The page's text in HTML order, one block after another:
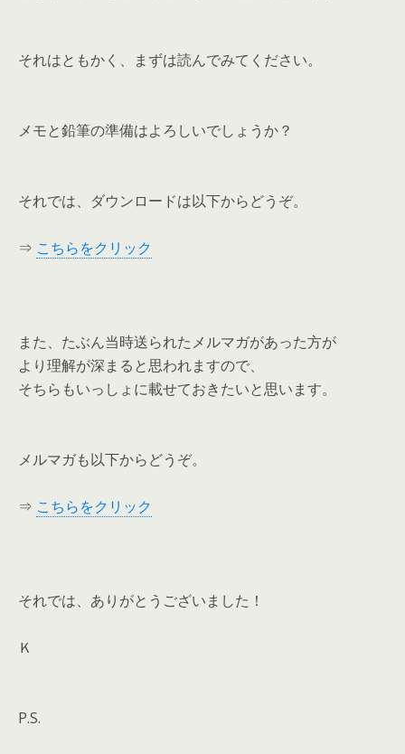
それはともかく、まずは読んでみてください。
メモと鉛筆の準備はよろしいでしょうか？
それでは、ダウンロードは以下からどうぞ。
⇒ こちらをクリック
また、たぶん当時送られたメルマガがあった方が
より理解が深まると思われますので、
そちらもいっしょに載せておきたいと思います。
メルマガも以下からどうぞ。
⇒ こちらをクリック
それでは、ありがとうございました！
Ｋ
P.S.